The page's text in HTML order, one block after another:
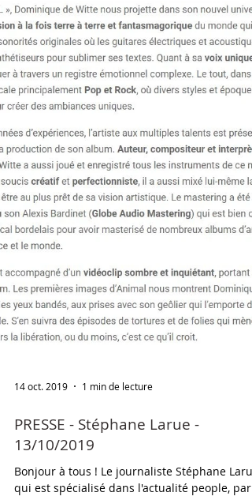
14 oct. 2019 1 min de lecture